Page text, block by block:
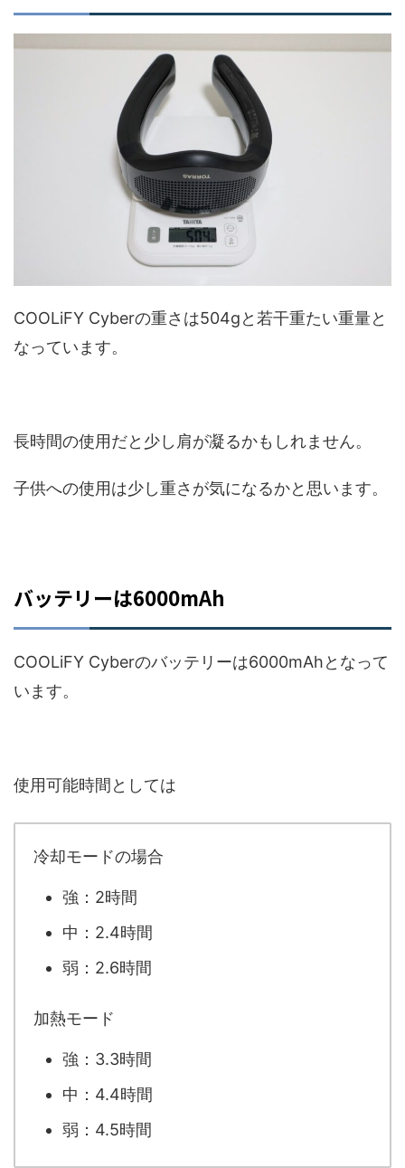
COOLiFY Cyberの重さは504gと若干重たい重量と
なっています。
長時間の使用だと少し肩が凝るかもしれません。
子供への使用は少し重さが気になるかと思います。
バッテリーは6000mAh
COOLiFY Cyberのバッテリーは6000mAhとなって
います。
使用可能時間としては
冷却モードの場合
強：2時間
中：2.4時間
弱：2.6時間
加熱モード
強：3.3時間
中：4.4時間
弱：4.5時間